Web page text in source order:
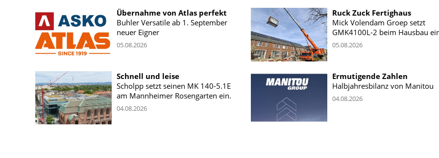
Übernahme von Atlas perfekt
Buhler Versatile ab 1. September
neuer Eigner
05.08.2026
Ruck Zuck Fertighaus
Mick Volendam Groep setzt
GMK4100L-2 beim Hausbau
05.08.2026
Schnell und leise
Scholpp setzt seinen MK 140-5.1E
am Mannheimer Rosengarten ein.
04.08.2026
Ermutigende Zahlen
Halbjahresbilanz von Manitou
04.08.2026